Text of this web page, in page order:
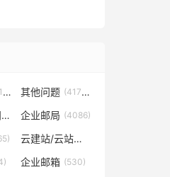
其他问题 (41702)
域名及账户问题 (29026)
企业邮局 (4086)
云建站/云站群/小程序
企业邮箱 (530)